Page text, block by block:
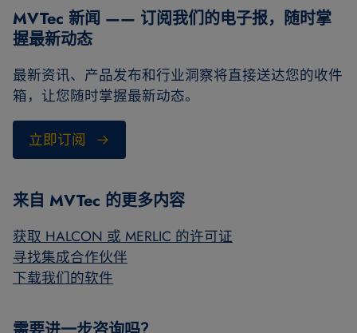
MVTec 新闻 —— 订阅我们的电子报，随时掌
握最新动态
最新资讯、产品发布和行业洞察将直接送达您的收件
箱，让您随时掌握最新动态。
立即订阅
来自 MVTec 的更多内容
获取 HALCON 或 MERLIC 的许可证
寻找集成合作伙伴
下载我们的软件